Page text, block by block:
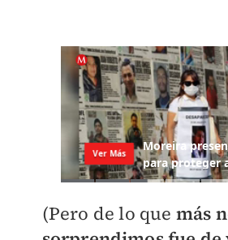
(Pero de lo que más